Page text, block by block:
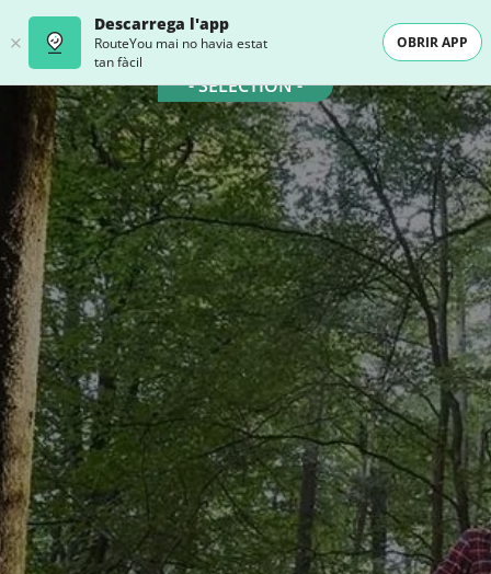
Descarrega l'app
RouteYou mai no havia estat
tan fàcil
OBRIR APP
- SELECTION -